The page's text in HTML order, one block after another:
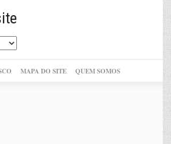
MAPA DO SITE QUEM SOMOS